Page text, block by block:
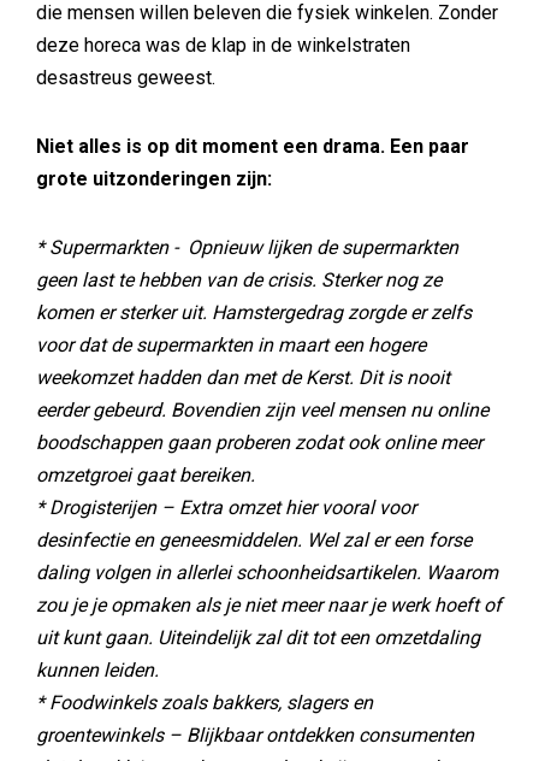
die mensen willen beleven die fysiek winkelen. Zonder
deze horeca was de klap in de winkelstraten
desastreus geweest.
Niet alles is op dit moment een drama. Een paar
grote uitzonderingen zijn:
* Supermarkten - Opnieuw lijken de supermarkten
geen last te hebben van de crisis. Sterker nog ze
komen er sterker uit. Hamstergedrag zorgde er zelfs
voor dat de supermarkten in maart een hogere
weekomzet hadden dan met de Kerst. Dit is nooit
eerder gebeurd. Bovendien zijn veel mensen nu online
boodschappen gaan proberen zodat ook online meer
omzetgroei gaat bereiken.
* Drogisterijen – Extra omzet hier vooral voor
desinfectie en geneesmiddelen. Wel zal er een forse
daling volgen in allerlei schoonheidsartikelen. Waarom
zou je je opmaken als je niet meer naar je werk hoeft of
uit kunt gaan. Uiteindelijk zal dit tot een omzetdaling
kunnen leiden.
* Foodwinkels zoals bakkers, slagers en
groentewinkels – Blijkbaar ontdekken consumenten